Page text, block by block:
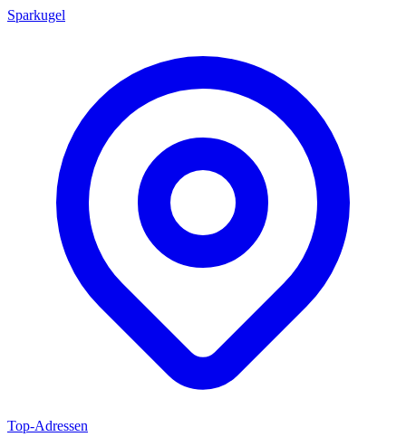
Sparkugel
Top-Adressen